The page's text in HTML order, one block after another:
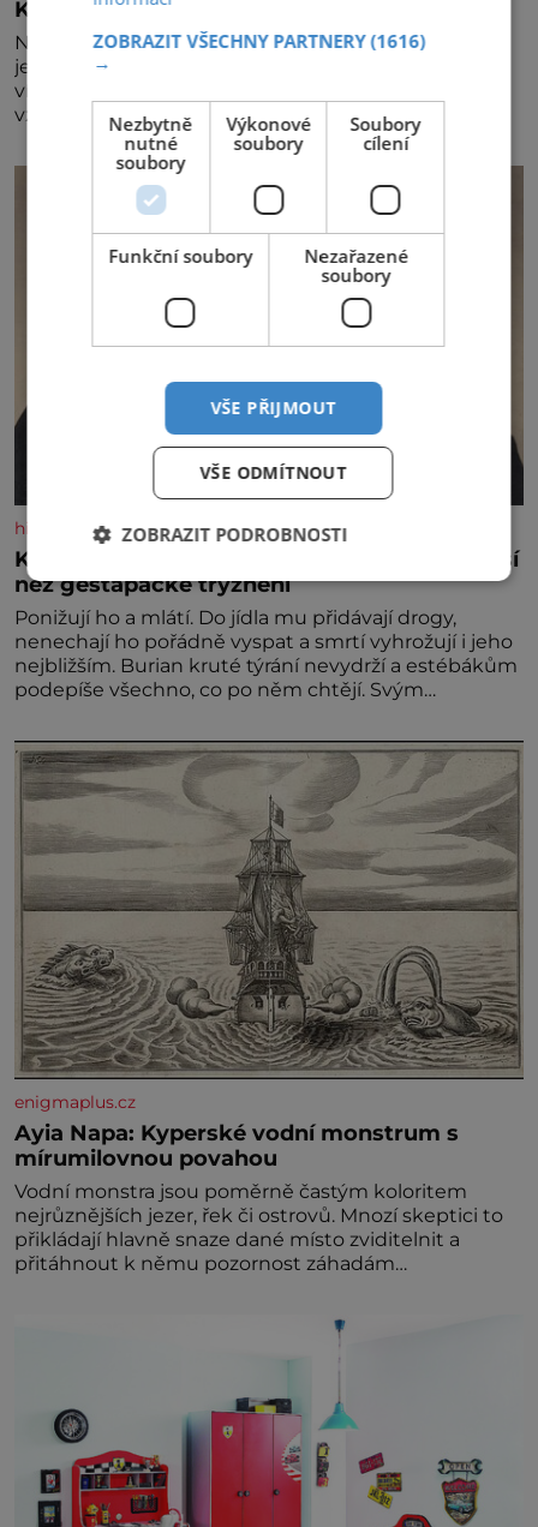
Král vín začíná třetí dekádu
Největší český vinařský projekt Král vín ve svém již
jednadvacátém ročníku představil nejlepší domácí
vína. Ta vybírala odborná porota z celkem 1260
vzorků od 157 vinařů. Král vín, který se – i pře
historyplus.cz
Kněz Bohuslav Burian: Metody StB byly horší
než gestapácké trýznění
Ponižují ho a mlátí. Do jídla mu přidávají drogy,
nenechají ho pořádně vyspat a smrtí vyhrožují i jeho
nejbližším. Burian kruté týrání nevydrží a estébákům
podepíše všechno, co po něm chtějí. Svým
výslechů nikdo nevyvíjel fyzický ani psychický nátlak.
Syn brněnského řezníka chce být knězem a
enigmaplus.cz
Ayia Napa: Kyperské vodní monstrum s
mírumilovnou povahou
Vodní monstra jsou poměrně častým koloritem
nejrůznějších jezer, řek či ostrovů. Mnozí skeptici to
přikládají hlavně snaze dané místo zviditelnit a
přitáhnout k němu pozornost záhadám
ZOBRAZIT VŠECHNY PARTNERY(1616)
→
Nezbytně
nutné
soubory
Výkonové
soubory
Soubory
cílení
Funkční soubory
Nezařazené
soubory
VŠE PŘIJMOUT
VŠE ODMÍTNOUT
ZOBRAZIT PODROBNOSTI